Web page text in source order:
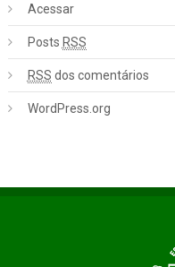
Acessar
Posts RSS
RSS dos comentários
WordPress.org